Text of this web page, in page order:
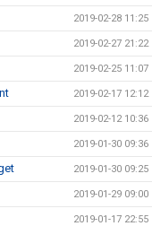
2019-02-28 11:25
2019-02-27 21:22
2019-02-25 11:07
2019-02-17 12:12
2019-02-12 10:36
2019-01-30 09:36
2019-01-30 09:25
2019-01-29 09:00
2019-01-17 22:55